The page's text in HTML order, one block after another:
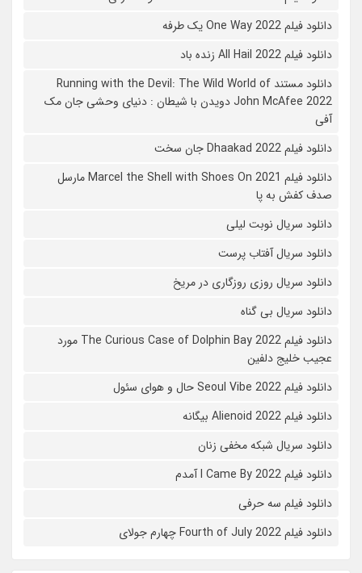
دانلود فیلم One Way 2022 یک طرفه
دانلود فیلم All Hail 2022 زنده باد
دانلود مستند Running with the Devil: The Wild World of
John McAfee 2022 دویدن با شیطان : دنیای وحشی جان مک
آفی
دانلود فیلم Dhaakad 2022 جان سخت
دانلود فیلم Marcel the Shell with Shoes On 2021 مارسل
صدف کفش به پا
دانلود سریال نوبت لیلی
دانلود سریال آفتاب پرست
دانلود سریال روزی روزگاری در مریخ
دانلود سریال بی گناه
دانلود فیلم The Curious Case of Dolphin Bay 2022 مورد
عجیب خلیج دلفین
دانلود فیلم Seoul Vibe 2022 حال و هوای سئول
دانلود فیلم Alienoid 2022 بیگانه
دانلود سریال شبکه مخفی زنان
دانلود فیلم I Came By 2022 آمدم
دانلود فیلم سه حرفی
دانلود فیلم Fourth of July 2022 چهارم جولای